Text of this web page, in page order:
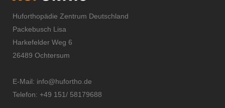
Huforthopädie Zentrum Deutschland
Packebusch Lisa
Harkefelder Weg 6
26489 Ochtersum
E-Mail: info@hufortho.de
Telefon: +49 151/ 58179688